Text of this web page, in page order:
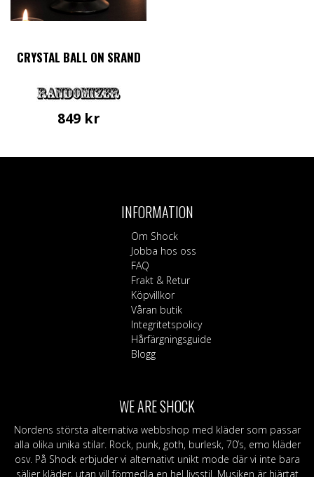
CRYSTAL BALL ON SRAND
849 kr
INFORMATION
Om Shock
Jobba hos oss
FAQ
Frakt & Retur
Köpvillkor
Våran butik
Integritetspolicy
Hårfärgningsguide
Blogg
WE ARE SHOCK
Nordens största alternativa webbshop med kläder som passar
alla olika unika stilar. Rock, punk, goth, burlesk, 70’s, emo kläder
osv. På Shock erbjuder vi alternativt unikt mode där vi inte bara
säljer kläder, utan vill förmedla en hel livsstil. Musiken är hjärtat